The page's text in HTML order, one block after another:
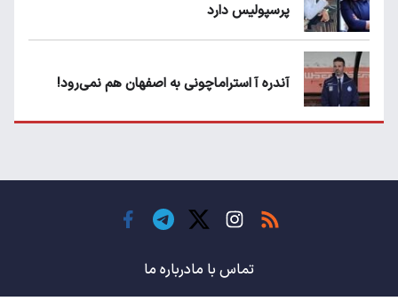
پرسپولیس دارد
آندره آ استراماچونی به اصفهان هم نمی‌رود!
حسن روی هوا!
باشگاه های جهان
تماس با مادرباره ما